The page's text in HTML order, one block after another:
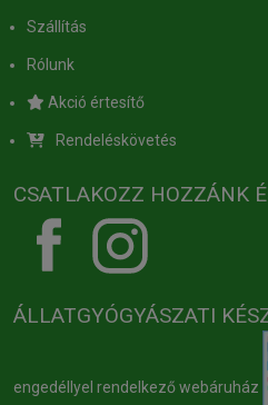
Szállítás
Rólunk
Akció értesítő
Rendeléskövetés
CSATLAKOZZ HOZZÁNK
ÁLLATGYÓGYÁSZATI
engedéllyel rendelkező webáruház